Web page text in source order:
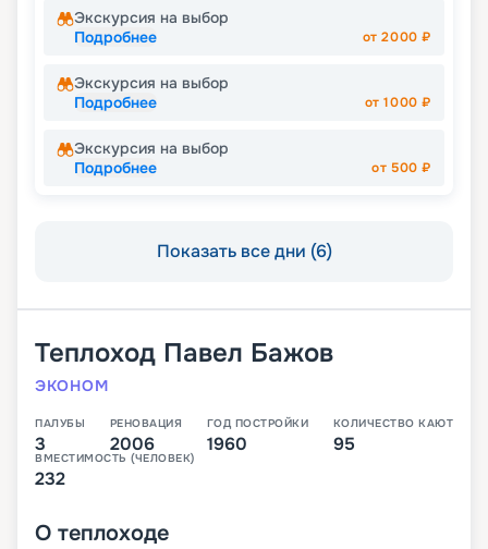
Экскурсия на выбор
Подробнее
от2000 ₽
Экскурсия на выбор
Подробнее
от1000 ₽
Экскурсия на выбор
Подробнее
от 500 ₽
Показать все дни (6)
Теплоход Павел Бажов
ЭКОНОМ
ПАЛУБЫ
3
РЕНОВАЦИЯ
2006
ГОД ПОСТРОЙКИ
1960
КОЛИЧЕСТВО КАЮТ
95
ВМЕСТИМОСТЬ (ЧЕЛОВЕК)
232
О теплоходе